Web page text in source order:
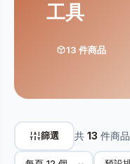
工具
13 件商品
篩選 共 13 件商品